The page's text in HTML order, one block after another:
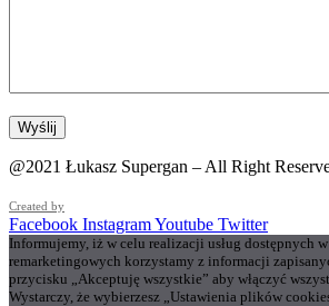
@2021 Łukasz Supergan – All Right
Created by
Facebook InstagramYoutube Twitter
Informujemy, iż w celu realizacji usług dostępnych
remarketingowych korzystamy z informacji
przycisku „Akceptuję wszystkie” aby włączyć
Wystarczy, że wybierzesz „Ustawienia plików